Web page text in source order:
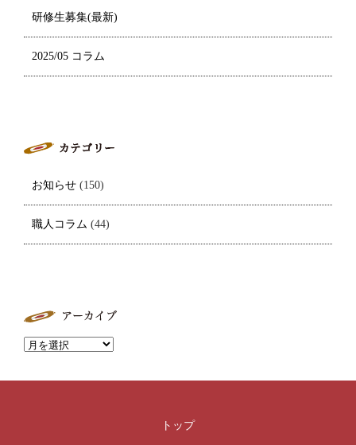
研修生募集(最新)
2025/05 コラム
お知らせ (150)
職人コラム (44)
トップ